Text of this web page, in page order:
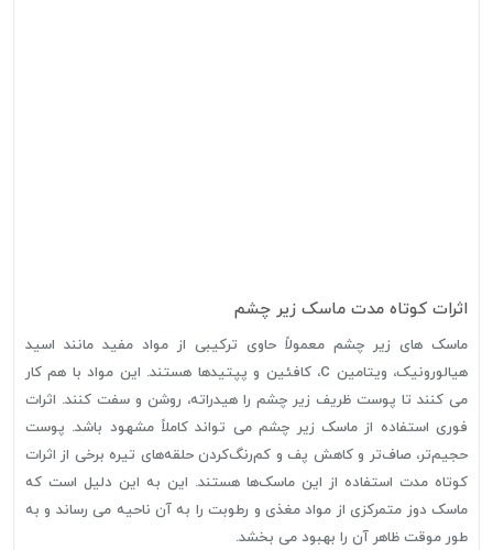
اثرات کوتاه مدت ماسک زیر چشم
ماسک های زیر چشم معمولاً حاوی ترکیبی از مواد مفید مانند اسید
هیالورونیک، ویتامین C، کافئین و پپتیدها هستند. این مواد با هم کار
می کنند تا پوست ظریف زیر چشم را هیدراته، روشن و سفت کنند. اثرات
فوری استفاده از ماسک زیر چشم می تواند کاملاً مشهود باشد. پوست
حجیم‌تر، صاف‌تر و کاهش پف و کم‌رنگ‌کردن حلقه‌های تیره برخی از اثرات
کوتاه مدت استفاده از این ماسک‌ها هستند. این به این دلیل است که
ماسک دوز متمرکزی از مواد مغذی و رطوبت را به آن ناحیه می رساند و به
طور موقت ظاهر آن را بهبود می بخشد.